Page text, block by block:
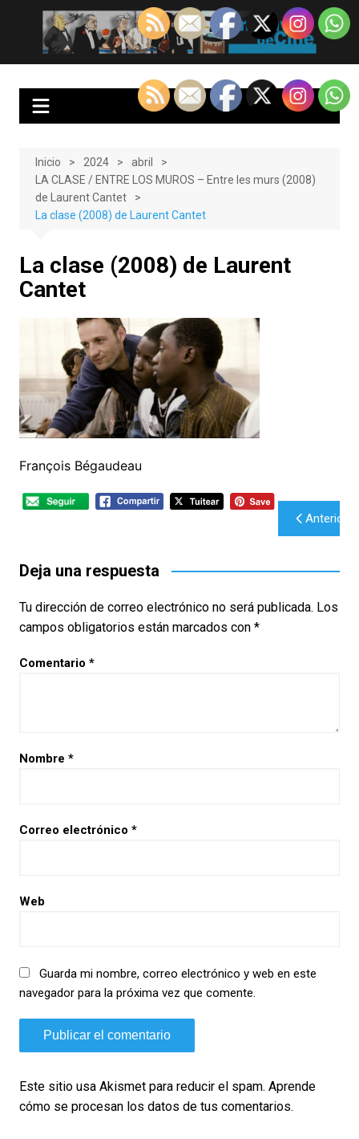
contenido
EnClave de Cine
Crítica cinematográfica y audiovisual. Punto de encuentro para los
Inicio 2024
abril
LA CLASE / ENTRE LOS MUROS – Entre les murs (2008)
de Laurent Cantet
La clase (2008) de Laurent Cantet
La clase (2008) de Laurent
Cantet
François Bégaudeau
Navegación
entradas
Anterior
Deja una respuesta
Tu dirección de correo electrónico no será publicada. Los
campos obligatorios están marcados con *
Comentario *
Nombre *
Correo electrónico *
Web
Guarda mi nombre, correo electrónico y web en este
navegador para la próxima vez que comente.
Este sitio usa Akismet para reducir el spam. Aprende
cómo se procesan los datos de tus comentarios.